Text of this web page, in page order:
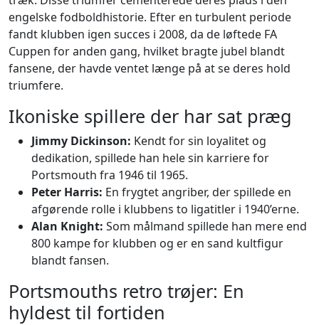
engelske fodboldhistorie. Efter en turbulent periode
fandt klubben igen succes i 2008, da de løftede FA
Cuppen for anden gang, hvilket bragte jubel blandt
fansene, der havde ventet længe på at se deres hold
triumfere.
Ikoniske spillere der har sat præg
Jimmy Dickinson: Kendt for sin loyalitet og
dedikation, spillede han hele sin karriere for
Portsmouth fra 1946 til 1965.
Peter Harris: En frygtet angriber, der spillede en
afgørende rolle i klubbens to ligatitler i 1940’erne.
Alan Knight: Som målmand spillede han mere end
800 kampe for klubben og er en sand kultfigur
blandt fansen.
Portsmouths retro trøjer: En
hyldest til fortiden